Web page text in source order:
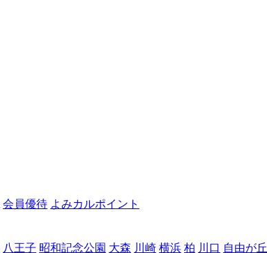
会員優待 よみカルポイント
八王子 昭和記念公園 大森 川崎 横浜 柏 川口 自由が丘